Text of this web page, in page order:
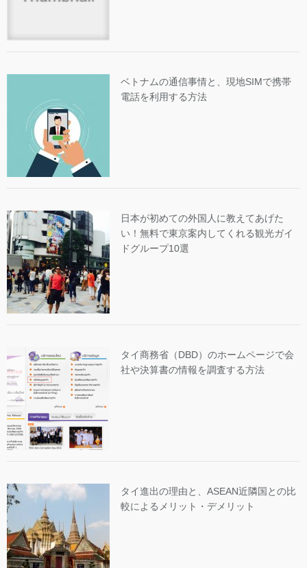
ベトナムの通信事情と、現地SIMで携帯
電話を利用する方法
日本が初めての外国人に教えてあげた
い！無料で東京案内してくれる観光ガイ
ドグループ10選
タイ商務省（DBD）のホームページで会
社や決算書の情報を調査する方法
タイ進出の理由と、ASEAN近隣国との比
較によるメリット・デメリット